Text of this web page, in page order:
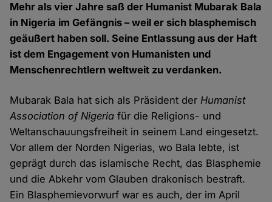
Mehr als vier Jahre saß der Humanist Mubarak Bala
in Nigeria im Gefängnis – weil er sich blasphemisch
geäußert haben soll. Seine Entlassung aus der Haft
ist dem Engagement von Humanisten und
Menschenrechtlern weltweit zu verdanken.
Mubarak Bala hat sich als Präsident derHumanist
Association of Nigeria für die Religions- und
Weltanschauungsfreiheit in seinem Land eingesetzt.
Vor allem der Norden Nigerias, wo Bala lebte, ist
geprägt durch das islamische Recht, das Blasphemie
und die Abkehr vom Glauben drakonisch bestraft.
Ein Blasphemievorwurf war es auch, der im April